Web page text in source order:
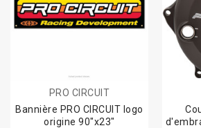
PRO CIRCUIT
Bannière PRO CIRCUIT logo
origine 90"x23"